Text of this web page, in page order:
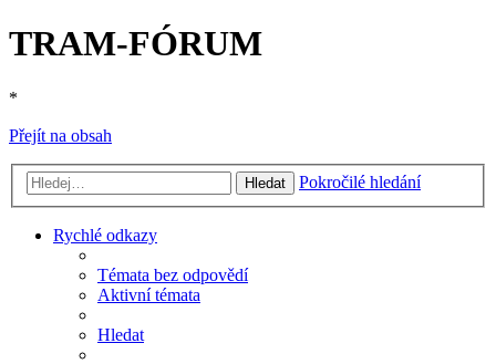
TRAM-FÓRUM
*
Přejít na obsah
Hledat Pokročilé hledání
Rychlé odkazy
Témata bez odpovědí
Aktivní témata
Hledat